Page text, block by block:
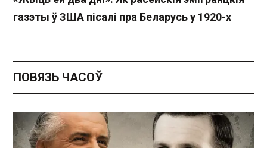
газэты ў ЗША пісалі пра Беларусь у 1920-х
ПОВЯЗЬ ЧАСОЎ